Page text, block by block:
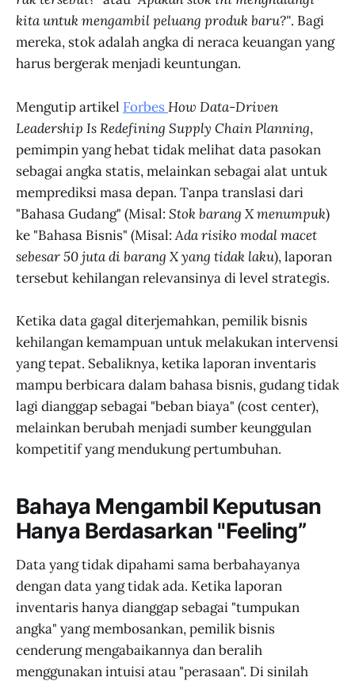
kita untuk mengambil peluang produk baru?". Bagi
mereka, stok adalah angka di neraca keuangan yang
harus bergerak menjadi keuntungan.
Mengutip artikel Forbes How Data-Driven
Leadership Is Redefining Supply Chain Planning,
pemimpin yang hebat tidak melihat data pasokan
sebagai angka statis, melainkan sebagai alat untuk
memprediksi masa depan. Tanpa translasi dari
"Bahasa Gudang" (Misal: Stok barang X menumpuk)
ke "Bahasa Bisnis" (Misal:Ada risiko modal macet
sebesar 50 juta di barang X yang tidak laku), laporan
tersebut kehilangan relevansinya di level strategis.
Ketika data gagal diterjemahkan, pemilik bisnis
kehilangan kemampuan untuk melakukan intervensi
yang tepat. Sebaliknya, ketika laporan inventaris
mampu berbicara dalam bahasa bisnis, gudang tidak
lagi dianggap sebagai "beban biaya" (cost center),
melainkan berubah menjadi sumber keunggulan
kompetitif yang mendukung pertumbuhan.
Bahaya Mengambil Keputusan
Hanya Berdasarkan "Feeling”
Data yang tidak dipahami sama berbahayanya
dengan data yang tidak ada. Ketika laporan
inventaris hanya dianggap sebagai "tumpukan
angka" yang membosankan, pemilik bisnis
cenderung mengabaikannya dan beralih
menggunakan intuisi atau "perasaan". Di sinilah